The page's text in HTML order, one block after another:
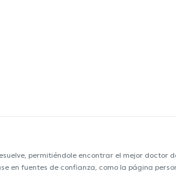
permitiéndole encontrar el mejor doctor
en fuentes de confianza, como la página